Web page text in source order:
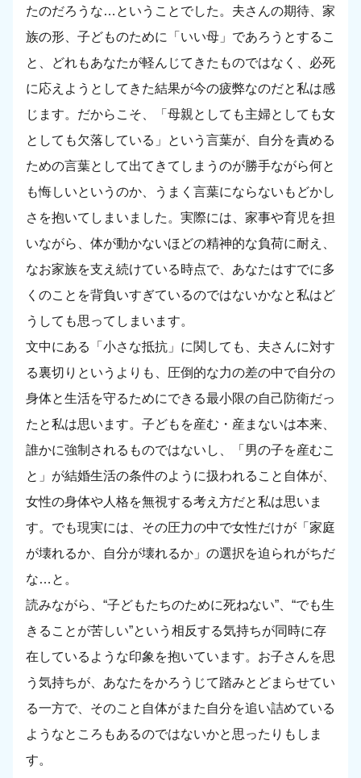
たのだろうな…ということでした。夫さんの期待、家
族の形、子どものために「いい母」であろうとするこ
と、どれもあなたが軽んじてきたものではなく、必死
に応えようとしてきた結果が今の疲弊なのだと私は感
じます。だからこそ、「母親としても主婦としても女
としても欠落している」という言葉が、自分を責める
ための言葉として出てきてしまうのが勝手ながら何と
も悔しいというのか、うまく言葉にならないもどかし
さを抱いてしまいました。実際には、家事や育児を担
いながら、体が動かないほどの精神的な負荷に耐え、
なお家族を支え続けている時点で、あなたはすでに多
くのことを背負いすぎているのではないかなと私はど
うしても思ってしまいます。
文中にある「小さな抵抗」に関しても、夫さんに対す
る裏切りというよりも、圧倒的な力の差の中で自分の
身体と生活を守るためにできる最小限の自己防衛だっ
たと私は思います。子どもを産む・産まないは本来、
誰かに強制されるものではないし、「男の子を産むこ
と」が結婚生活の条件のように扱われること自体が、
女性の身体や人格を無視する考え方だと私は思いま
す。でも現実には、その圧力の中で女性だけが「家庭
が壊れるか、自分が壊れるか」の選択を迫られがちだ
な…と。
読みながら、“子どもたちのために死ねない”、“でも生
きることが苦しい”という相反する気持ちが同時に存
在しているような印象を抱いています。お子さんを思
う気持ちが、あなたをかろうじて踏みとどまらせてい
る一方で、そのこと自体がまた自分を追い詰めている
ようなところもあるのではないかと思ったりもしま
す。